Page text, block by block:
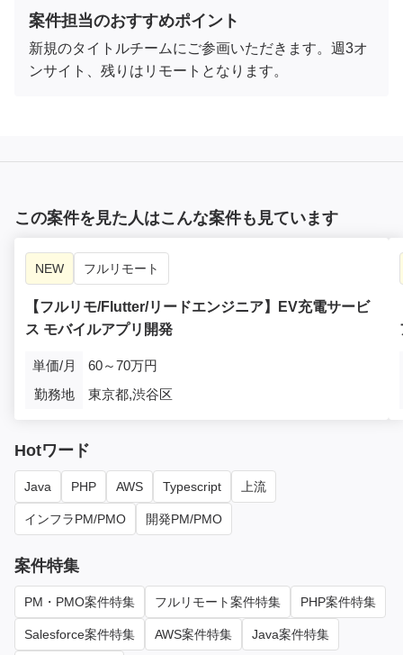
案件担当のおすすめポイント
新規のタイトルチームにご参画いただきます。週3オ
ンサイト、残りはリモートとなります。
この案件を見た人はこんな案件も見ています
NEW フルリモート
【フルリモ/Flutter/リードエンジニア】EV充電サービ
ス モバイルアプリ開発
単価/月
60～70万円
勤務地
東京都,渋谷区
Hotワード
Java PHP AWS Typescript 上流
インフラPM/PMO 開発PM/PMO
案件特集
PM・PMO案件特集 フルリモート案件特集 PHP案件特集
Salesforce案件特集 AWS案件特集 Java案件特集